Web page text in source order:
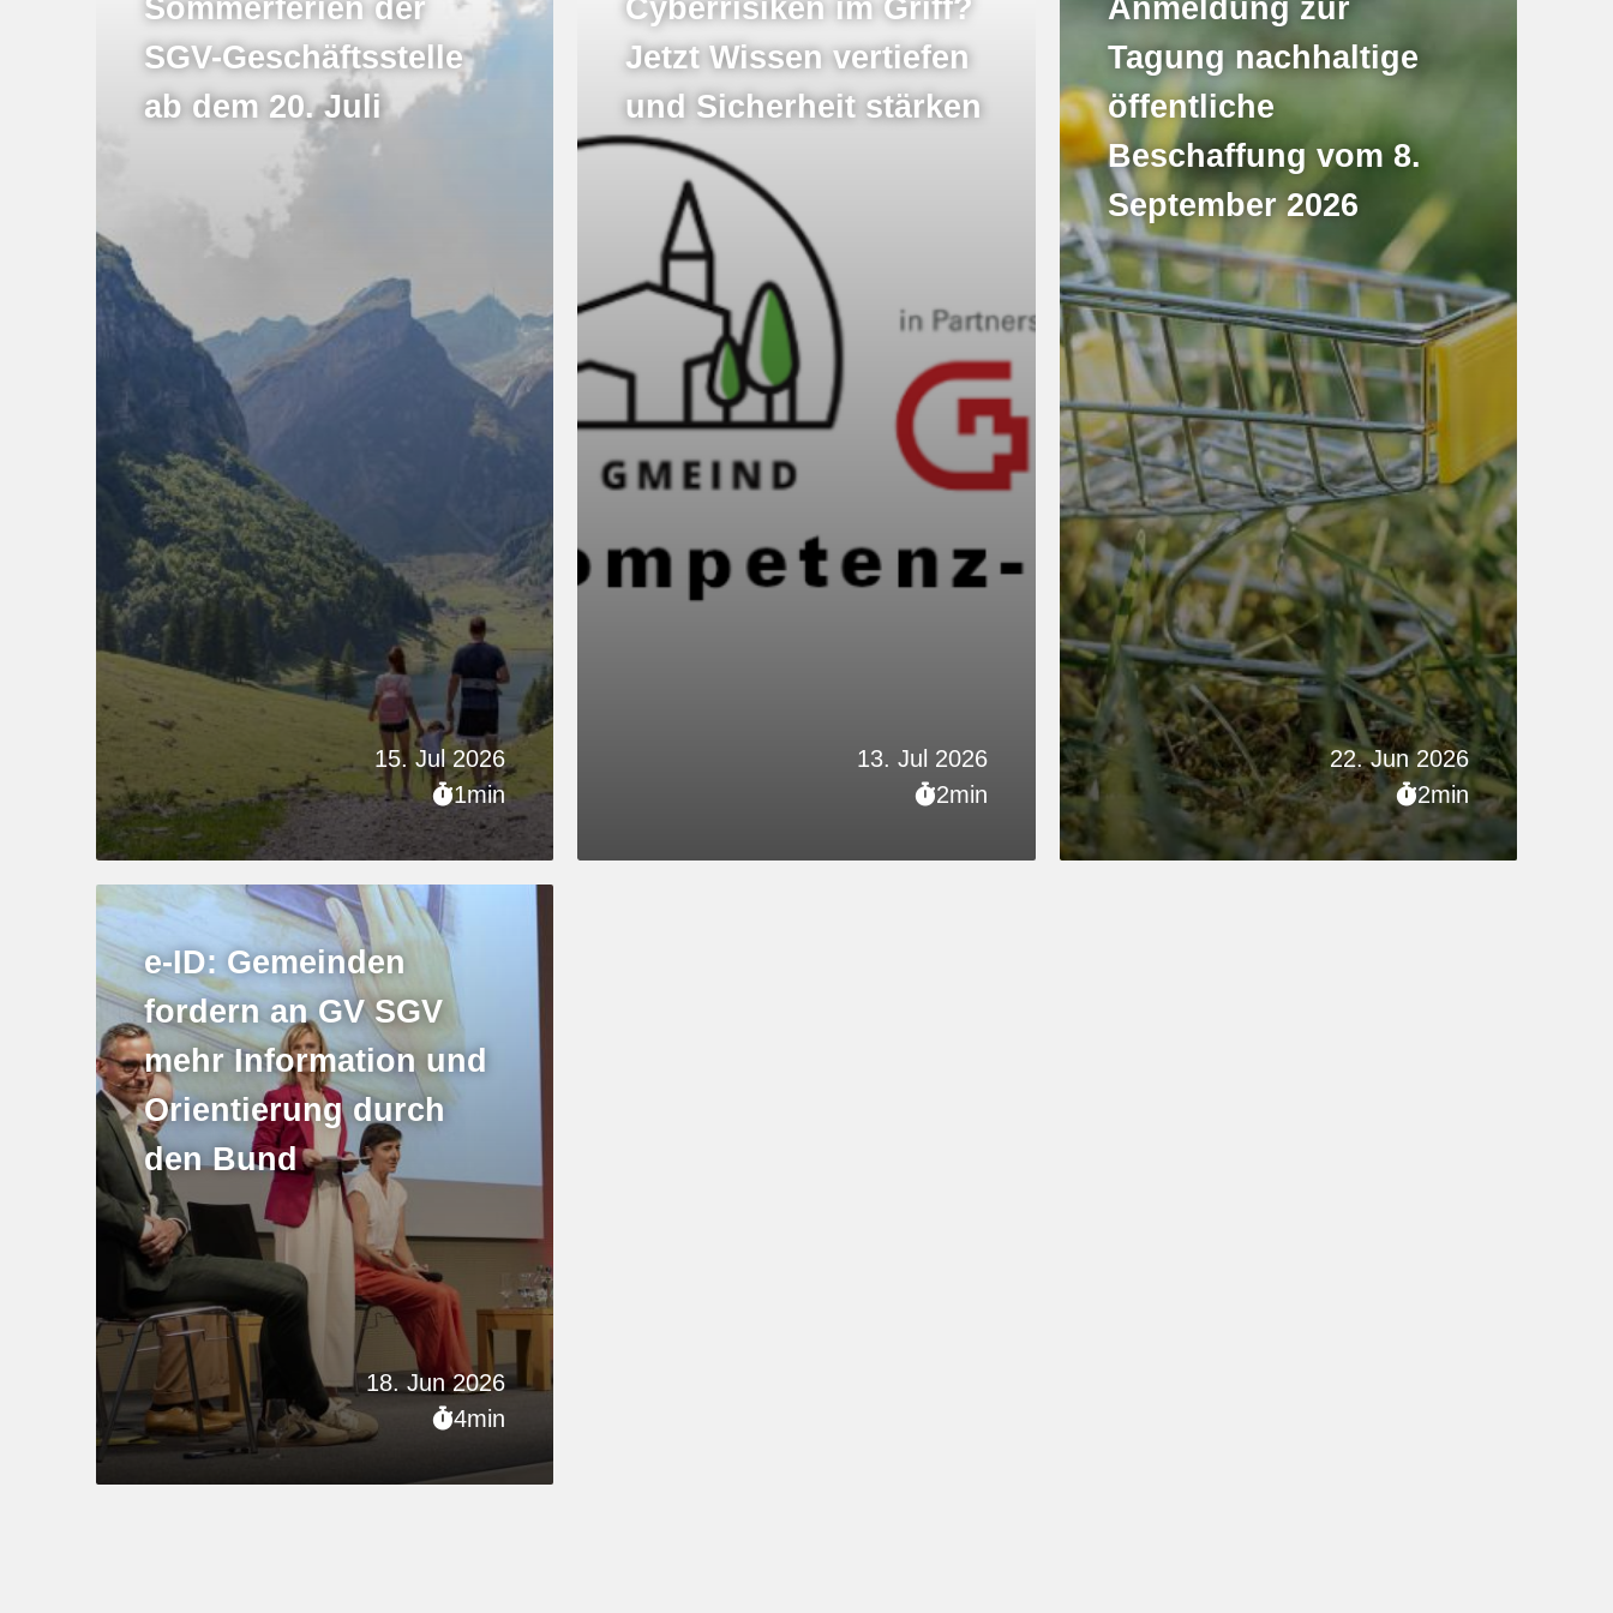
15. Jul 2026
1min
Sommerferien der
SGV-Geschäftsstelle
ab dem 20. Juli
13. Jul 2026
2min
Cyberrisiken im Griff?
Jetzt Wissen vertiefen
und Sicherheit stärken
22. Jun 2026
2min
Anmeldung zur
Tagung nachhaltige
öffentliche
Beschaffung vom 8.
September 2026
18. Jun 2026
4min
e-ID: Gemeinden
fordern an GV SGV
mehr Information und
Orientierung durch
den Bund